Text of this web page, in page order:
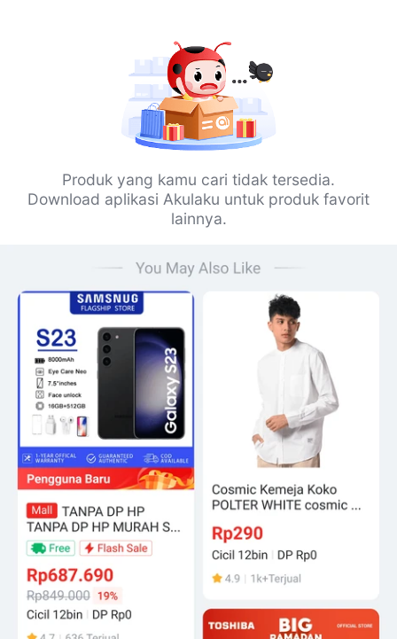
Produk yang kamu cari tidak tersedia.
Download aplikasi Akulaku untuk produk favorit
lainnya.